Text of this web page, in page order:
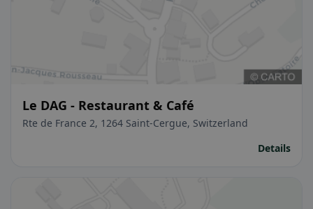
Le DAG - Restaurant & Café
Rte de France 2, 1264 Saint-Cergue, Switzerland
Details